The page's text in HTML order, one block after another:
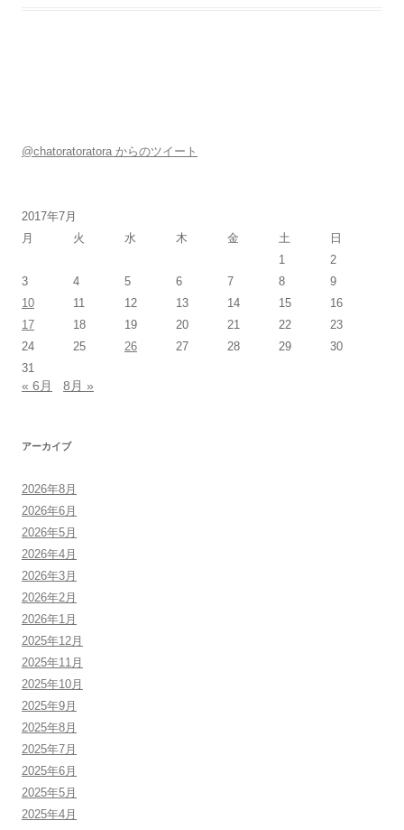
@chatoratoratora からのツイート
2017年7月
月
火 水 木 金 土
日
1
2
3
4 5 6 7 8
9
10
11 12 13 14 15
16
17
18 19 20 21 22
23
24
25 26 27 28 29
30
31
« 6月 8月 »
アーカイブ
2026年8月
2026年6月
2026年5月
2026年4月
2026年3月
2026年2月
2026年1月
2025年12月
2025年11月
2025年10月
2025年9月
2025年8月
2025年7月
2025年6月
2025年5月
2025年4月